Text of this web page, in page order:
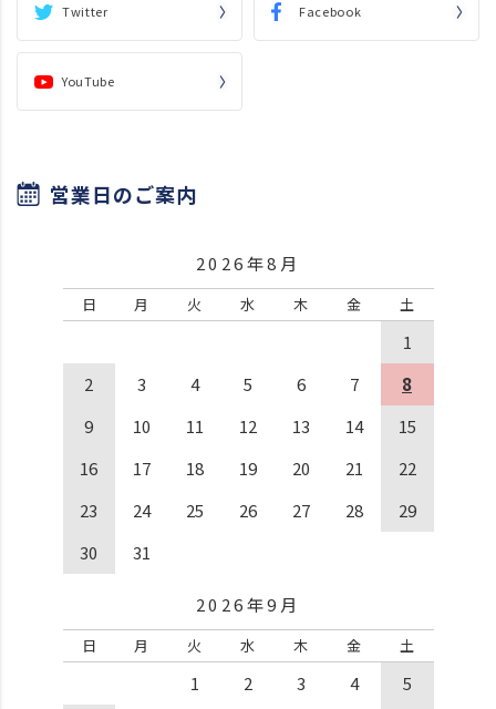
Twitter Facebook
YouTube
営業日のご案内
2026年8月
日 月 火 水 木 金 土
1
2
3 4 5 6 7
8
9
10 11 12 13 14
15
16
17 18 19 20 21
22
23
24 25 26 27 28
29
30
31
2026年9月
日 月 火 水 木 金 土
1 2 3 4
5